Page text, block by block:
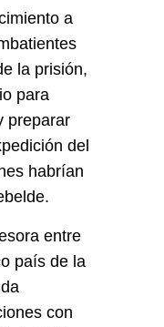
a
la prisión,
para
preparar
del
habrían
entre
país de la
con